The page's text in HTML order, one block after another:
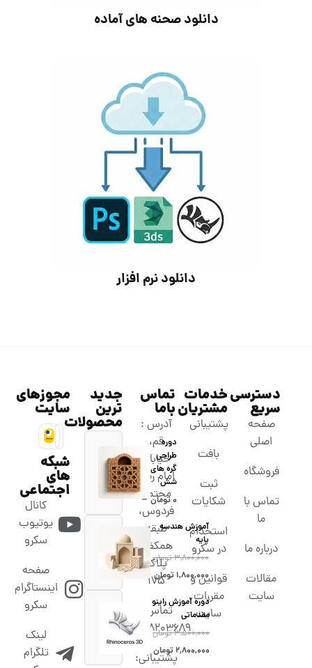
دانلود صحنه های آماده
دانلود نرم افزار
دسترسی
سریع
صفحه
اصلی
فروشگاه
تماس با
ما
درباره ما
مقالات
سایت
خدمات
مشتریان
پشتیبانی
بافت
ثبت
شکایات
استخدام
در سکرو
قوانین و
مقررات
سایت
تماس
باما
آدرس :
قم،
خیابان
امام رضا،
مجتمع
فردوس،
طبقه
همکف،
پلاک
۱۷۵
تماس :
02538203689
پشتیبانی:
جدید
ترین
محصولات
دوره
طراحی
گره های
شش
۰تومان
آموزش هندسه
پایه
۳,۸۰۰,۰۰۰تومان
۱,۸۰۰,۰۰۰تومان
دوره آموزش راینو
مقدماتی
۳,۵۰۰,۰۰۰تومان
۲,۸۰۰,۰۰۰تومان
مجوزهای
سایت
شبکه
های
اجتماعی
کانال
یوتیوب
سکرو
صفحه
اینستاگرام
سکرو
لینک
تلگرام